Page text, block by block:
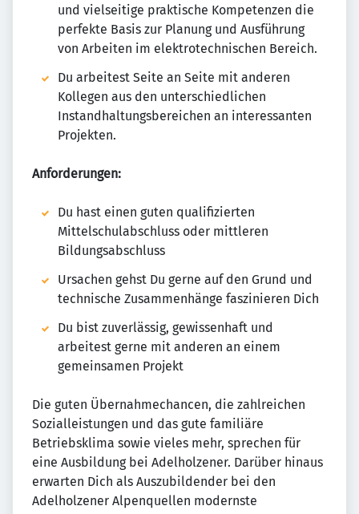
und vielseitige praktische Kompetenzen die
perfekte Basis zur Planung und Ausführung
von Arbeiten im elektrotechnischen Bereich.
Du arbeitest Seite an Seite mit anderen
Kollegen aus den unterschiedlichen
Instandhaltungsbereichen an interessanten
Projekten.
Anforderungen:
Du hast einen guten qualifizierten
Mittelschulabschluss oder mittleren
Bildungsabschluss
Ursachen gehst Du gerne auf den Grund und
technische Zusammenhänge faszinieren Dich
Du bist zuverlässig, gewissenhaft und
arbeitest gerne mit anderen an einem
gemeinsamen Projekt
Die guten Übernahmechancen, die zahlreichen
Sozialleistungen und das gute familiäre
Betriebsklima sowie vieles mehr, sprechen für
eine Ausbildung bei Adelholzener. Darüber hinaus
erwarten Dich als Auszubildender bei den
Adelholzener Alpenquellen modernste